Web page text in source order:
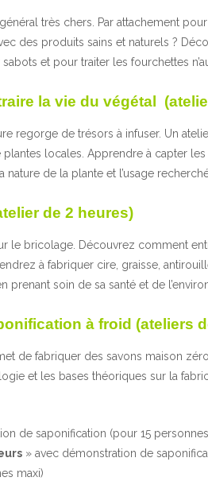
très chers. Par attachement
des produits sains et naturels ?
et pour traiter les fourchettes
la vie du végétal
regorge de trésors à infuser. Un
locales. Apprendre à capter
de la plante et l’usage
de 2 heures)
le bricolage. Découvrez comment
à fabriquer cire, graisse,
soin de sa santé et de
à froid (ateliers
de fabriquer des savons maison
et les bases théoriques sur la
de saponification (pour 15
» avec démonstration de
maxi)